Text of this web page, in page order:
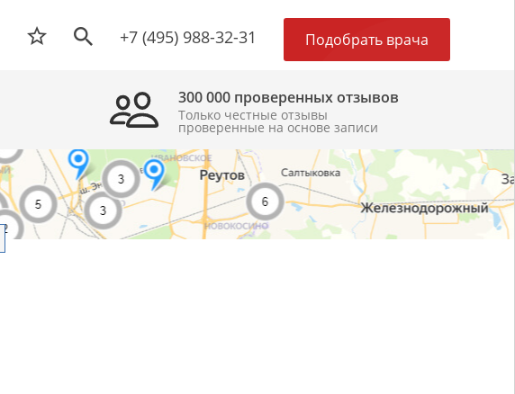
+7 (495) 988-32-31 Подобрать врача
300 000 проверенных отзывов
Только честные отзывы
проверенные на основе записи